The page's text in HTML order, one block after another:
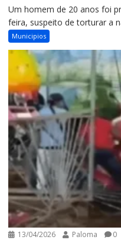
Um homem de 20 anos foi
feira, suspeito de torturar a
Municipios
13/04/2026 Paloma 0